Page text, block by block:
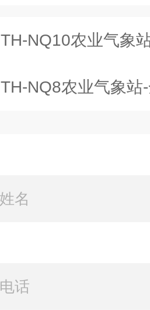
TH-NQ10农业气象
TH-NQ8农业气象站